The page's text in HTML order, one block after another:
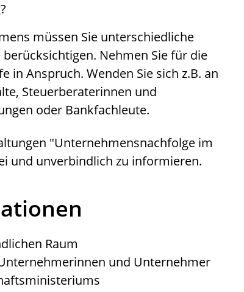
müssen Sie unterschiedliche
Nehmen Sie für die
in Anspruch. Wenden Sie sich z.B. an
Steuerberaterinnen und
oder Bankfachleute.
"Unternehmensnachfolge im
und unverbindlich zu informieren.
Raum
und Unternehmer